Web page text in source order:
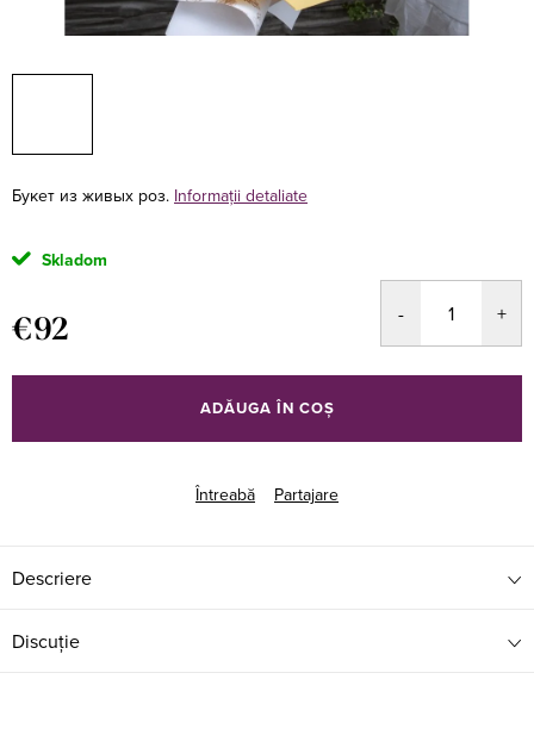
Букет из живых роз. Informaţii detaliate
Skladom
€92
preţ:
ADĂUGA ÎN COŞ
Întreabă Partajare
Descriere
Discuţie